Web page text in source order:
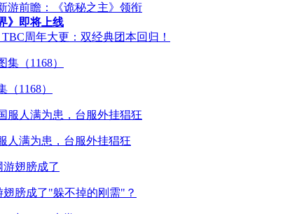
游前瞻：《诡秘之主》领衔
》即将上线
TBC周年大更：双经典团本回归！
1168）
人满为患，台服外挂猖狂
膀成了"躲不掉的刚需"？